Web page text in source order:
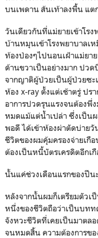
บนเพดาน ส้นเท้าลงพื้น แ
วันเดียวกันที่แม่ยายเข้าโรง
บ้านหมุนเข้าโรงพยาบาลเ
ท้องป่องๆไปนอนเฝ้าแม่ยา
ด้านขวาเป็นอย่างมาก ปว
จากญาติผู้ป่วยเป็นผู้ป่วยซะ
ห้อง x-ray ตั้งแต่เช้าตรู่ ป
อาการปวดรุนแรงจนต้องพึ่
หมดแม้แต่น้ำเปล่า ซึ่งเป็น
พอดี ได้เข้าห้องผ่าตัดบ่าย
ชีวิตของผมคุ้มครองจ่ายเกื
ต้องเป็นหนี้บัตรเครดิตอีกเ
นั้นแค่ช่วงเดือนแรกของปีน
หลังจากนั้นผมก็เตรียมตัวเ
หนึ่งของชีวิตถือว่าเป็นบท
จังหวะชีวิตที่เคยเป็นมาตล
จนหมดสิ้น ความต้องการข